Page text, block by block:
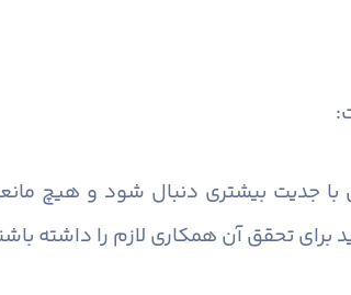
بیشتری دنبال شود و هیچ مانعی
تحقق آن همکاری لازم را داشته